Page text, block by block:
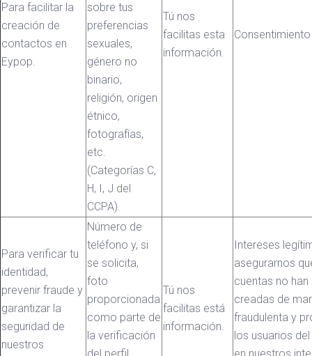
Para facilitar la
creación de
contactos en
Eypop.
sobre tus
preferencias
sexuales,
género no
binario,
religión, origen
étnico,
fotografías,
etc.
(Categorías C,
H, I, J del
CCPA).
Tú nos
facilitas esta
información.
Consentimiento
Para verificar tu
identidad,
prevenir fraude y
garantizar la
seguridad de
nuestros
Número de
teléfono y, si
se solicita,
foto
proporcionada
como parte de
la verificación
Tú nos
facilitas está
información.
Intereses
asegurarnos
cuentas no han
creadas de
fraudulenta y
los usuarios